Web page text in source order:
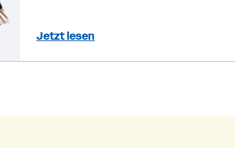
von einer Backoffice-Funktion
einem strategischen Partner
Jetzt lesen